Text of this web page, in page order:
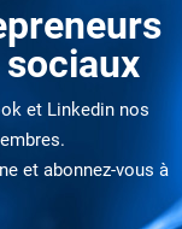
et Linkedin nos
et abonnez-vous à